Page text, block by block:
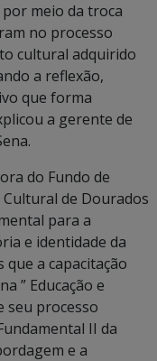
meio da troca
no processo
cultural adquirido
a reflexão,
que forma
a gerente de
do Fundo de
de Dourados
para a
e identidade da
que a capacitação
” Educação e
seu processo
II da
e a